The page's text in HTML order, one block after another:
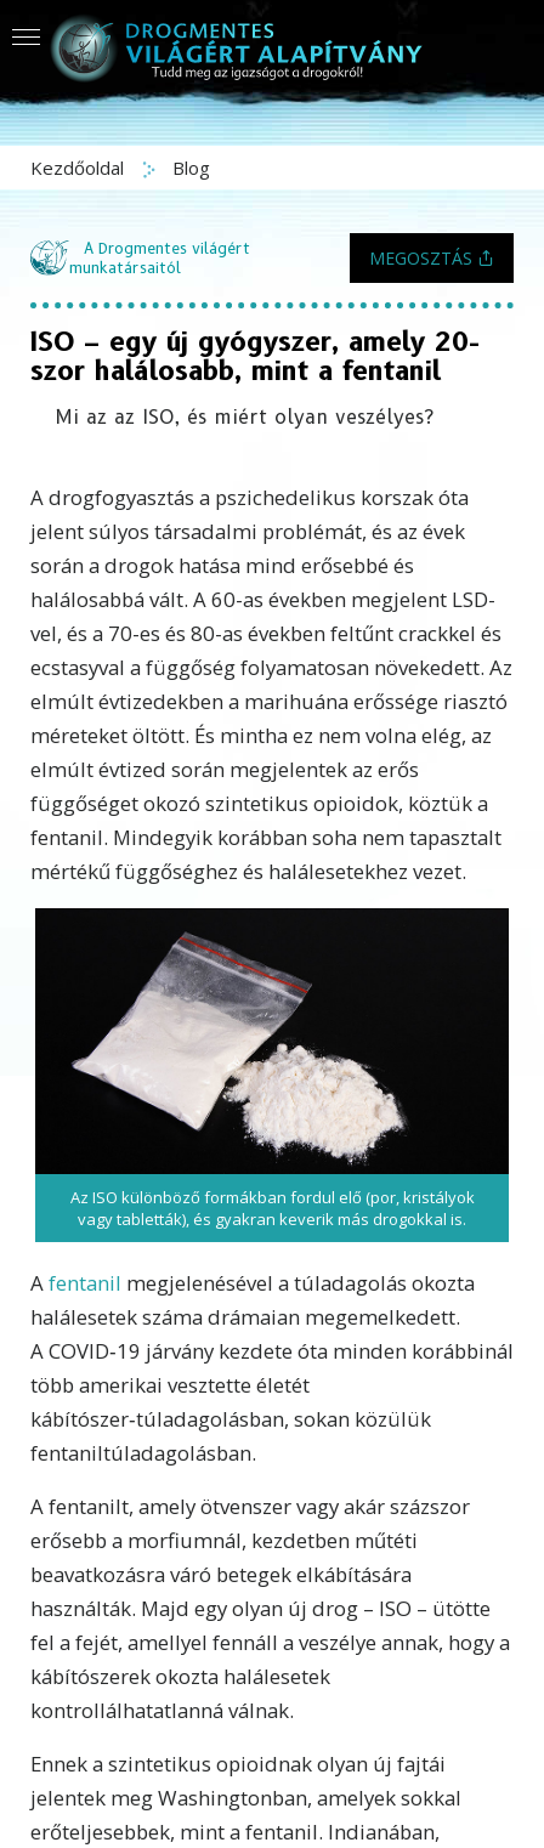
Kezdőoldal Blog
A Drogmentes világért
munkatársaitól
MEGOSZTÁS
ISO – egy új gyógyszer, amely 20-
szor halálosabb, mint a fentanil
Mi az az ISO, és miért olyan veszélyes?
A drogfogyasztás a pszichedelikus korszak óta
jelent súlyos társadalmi problémát, és az évek
során a drogok hatása mind erősebbé és
halálosabbá vált. A 60-as években megjelent LSD-
vel, és a 70-es és 80-as években feltűnt crackkel és
ecstasyval a függőség folyamatosan növekedett. Az
elmúlt évtizedekben a marihuána erőssége riasztó
méreteket öltött. És mintha ez nem volna elég, az
elmúlt évtized során megjelentek az erős
függőséget okozó szintetikus opioidok, köztük a
fentanil. Mindegyik korábban soha nem tapasztalt
mértékű függőséghez és halálesetekhez vezet.
Az ISO különböző formákban fordul elő (por, kristályok
vagy tabletták), és gyakran keverik más drogokkal is.
Afentanil megjelenésével a túladagolás okozta
halálesetek száma drámaian megemelkedett.
A COVID‑19 járvány kezdete óta minden korábbinál
több amerikai vesztette életét
kábítószer‑túladagolásban, sokan közülük
fentaniltúladagolásban.
A fentanilt, amely ötvenszer vagy akár százszor
erősebb a morfiumnál, kezdetben műtéti
beavatkozásra váró betegek elkábítására
használták. Majd egy olyan új drog – ISO – ütötte
fel a fejét, amellyel fennáll a veszélye annak, hogy a
kábítószerek okozta halálesetek
kontrollálhatatlanná válnak.
Ennek a szintetikus opioidnak olyan új fajtái
jelentek meg Washingtonban, amelyek sokkal
erőteljesebbek, mint a fentanil. Indianában,